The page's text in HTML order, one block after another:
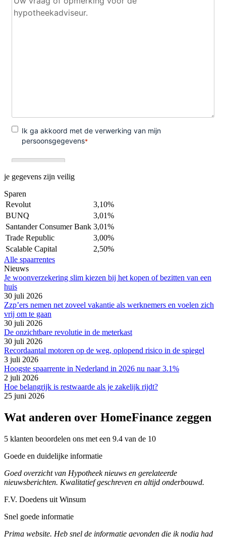
je gegevens zijn veilig
Sparen
Revolut
3,10%
BUNQ
3,01%
Santander Consumer Bank 3,01%
Trade Republic
3,00%
Scalable Capital
2,50%
Alle spaarrentes
Nieuws
Je woonverzekering slim kiezen bij het kopen of bezitten van een
huis
30 juli 2026
Zzp’ers nemen net zoveel vakantie als werknemers en voelen zich
vrij om te gaan
30 juli 2026
De onzichtbare revolutie in de meterkast
30 juli 2026
Recordaantal motoren op de weg, oplopend risico in de spiegel
3 juli 2026
Hoogste spaarrente in Nederland in 2026 nu naar 3.1%
2 juli 2026
Hoe belangrijk is restwaarde als je zakelijk rijdt?
25 juni 2026
Wat anderen over HomeFinance zeggen
5 klanten beoordelen ons met een 9.4 van de 10
Goede en duidelijke informatie
Goed overzicht van Hypotheek nieuws en gerelateerde
nieuwsberichten. Kwalitatief geschreven en altijd onderbouwd.
F.V. Doedens uit Winsum
Snel goede informatie
Prima website. Heb snel de informatie gevonden die ik nodig had